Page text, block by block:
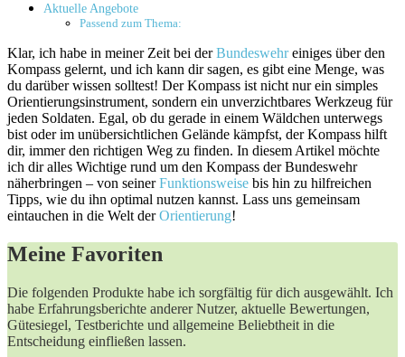
Aktuelle Angebote
Passend zum Thema:
Klar, ich habe in meiner Zeit bei derBundeswehreiniges über den
Kompass gelernt, und ich kann dir sagen, es gibt eine Menge, was
du darüber wissen solltest! Der Kompass ist nicht nur ein simples
Orientierungsinstrument, sondern ein unverzichtbares Werkzeug für
jeden Soldaten. Egal, ob du gerade in einem Wäldchen unterwegs
bist oder im unübersichtlichen Gelände kämpfst, der Kompass hilft
dir, immer den richtigen Weg zu finden. In diesem Artikel möchte
ich dir alles Wichtige rund um den Kompass der Bundeswehr
näherbringen – von seinerFunktionsweise bis hin zu hilfreichen
Tipps, wie du ihn optimal nutzen kannst. Lass uns gemeinsam
eintauchen in die Welt derOrientierung!
Meine Favoriten
Die folgenden Produkte habe ich sorgfältig für dich ausgewählt. Ich
habe Erfahrungsberichte anderer Nutzer, aktuelle Bewertungen,
Gütesiegel, Testberichte und allgemeine Beliebtheit in die
Entscheidung einfließen lassen.